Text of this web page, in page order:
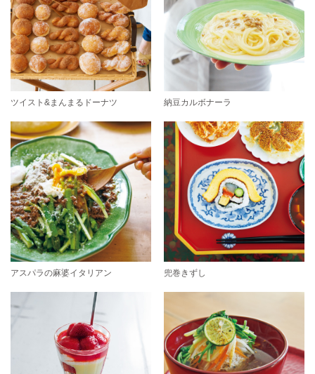
ツイスト&まんまるドーナツ 納豆カルボナーラ
アスパラの麻婆イタリアン 兜巻きずし